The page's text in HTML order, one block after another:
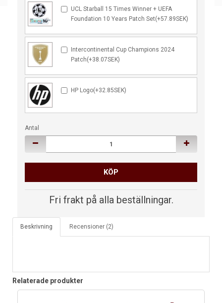
UCL Starball 15 Times Winner + UEFA
Foundation 10 Years Patch Set(+57.89SEK)
Intercontinental Cup Champions 2024
Patch(+38.07SEK)
HP Logo(+32.85SEK)
Antal
KÖP
Fri frakt på alla beställningar.
Beskrivning Recensioner (2)
Relaterade produkter